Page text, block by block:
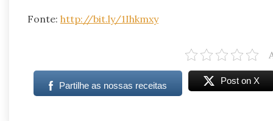
Fonte: http://bit.ly/1Ihkmxy
Partilhe as nossas receitas Post on X